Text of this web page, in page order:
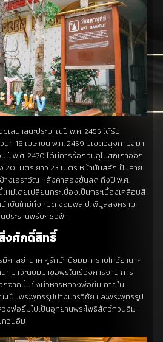
สนาสนะประมาณปี พ.ศ. 2455 ได้รับ
ที่ 18 เมษายน พ.ศ. 2459 มีเขตวิสุงคามสีมา
นปี พ.ศ. 2470 ได้มีการรื้อถอนอุโบสถเก่าออก
20 เมตร ยาว 23 เมตร หน้าบันสลักเป็นลาย
างเอราวัณ หลังคาสองชั้นลด ถึงปี พ.ศ.
หม่โดยเปลี่ยนกระเบื้องเป็นกระเบื้องเคลือบสี
น้าบันใหม่ทั้งหมด จอมพล ป. พิบูลสงคราม
ประธานพิธียกช่อฟ้า
งศักดิ์สิทธิ์
ศาลย่านาค คู่รักมักนิยมมากราบไหว้ย่านาค
ที่มาจะนิยมมาขอพรในเรื่องการงาน การ
กจากนั้นยังมีวิหารหลวงพ่อยิ้ม ภายใน
ป็นพระพุทธรูปปางมารวิชัย และพระพุทธรูป
งพ่อยิ้มไปเป็นอุทยานพระโพธิสัตว์กวนอิม
กวนอิม